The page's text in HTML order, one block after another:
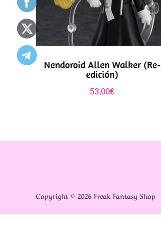
Nendoroid Allen Walker (Re-
edición)
53,00€
Copyright © 2026 Freak Fantasy Shop